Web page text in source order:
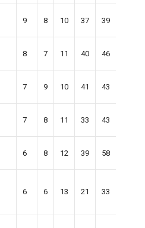
9 8 10 37 39
8 7 11 40 46
7 9 10 41 43
7 8 11 33 43
6 8 12 39 58
6 6 13 21 33